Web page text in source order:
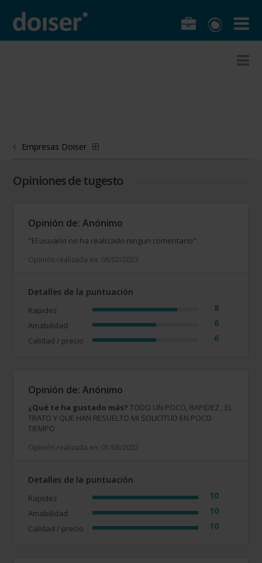
Empresas Doiser
Opiniones de tugesto
Opinión de: Anónimo
"El usuario no ha realizado ningun comentario".
Opinión realizada en: 08/02/2023
Detalles de la puntuación
Rapidez 8
Amabilidad 6
Calidad / precio 6
Opinión de: Anónimo
¿Qué te ha gustado más? TODO UN POCO, RAPIDEZ , EL
TRATO Y QUE HAN RESUELTO MI SOLICITUD EN POCO
TIEMPO
Opinión realizada en: 01/06/2022
Detalles de la puntuación
Rapidez 10
Amabilidad 10
Calidad / precio 10